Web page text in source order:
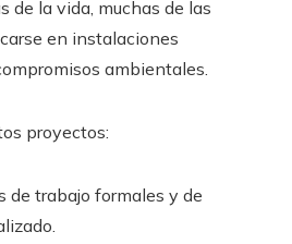
de la vida, muchas de las
en instalaciones
ambientales.
proyectos:
de trabajo formales y de